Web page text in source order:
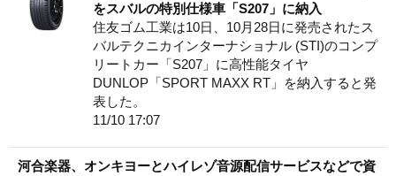
をスバルの特別仕様車「S207」に納入
住友ゴム工業は10日、10月28日に発売されたス
バルテクニカインターナショナル (STI)のコンプ
リートカー「S207」に高性能タイヤ
DUNLOP「SPORT MAXX RT」を納入すると発
表した。
11/10 17:07
河合楽器、オンキヨーとハイレゾ音源配信サービスなどで資